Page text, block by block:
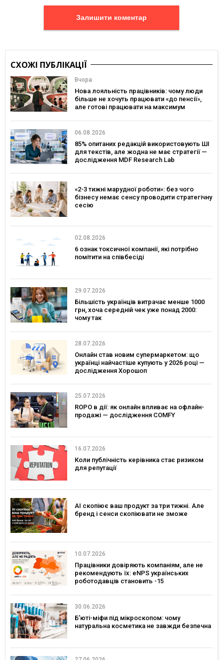
Залишити коментар
СХОЖІ ПУБЛІКАЦІЇ
Вчора
Нова лояльність працівників: чому люди
більше не хочуть працювати «до пенсії»,
але готові працювати на максимум
06.08.2026
85% опитаних редакцій використовують ШІ
для текстів, але жодна не має стратегії —
дослідження MDF Research Lab
«2-3 тижні марудної роботи»: без чого
бізнесу немає сенсу проводити стратегічну
сесію
02.08.2026
6 ознак токсичної компанії, які потрібно
помітити на співбесіді
29.07.2026
Більшість українців витрачає менше 1000
грн, хоча середній чек уже понад 2000:
чому так
28.07.2026
Онлайн став новим супермаркетом: що
українці найчастіше купують у 2026 році —
дослідження Хорошоп
25.07.2026
ROPO в дії: як онлайн впливає на офлайн-
продажі — дослідження COMFY
16.07.2026
Коли публічність керівника стає ризиком
для репутації
AI скопіює ваш продукт за три тижні. Але
бренд і сенси скопіювати не зможе
10.07.2026
Працівники довіряють компаніям, але не
рекомендують їх: eNPS українських
роботодавців становить -15
30.06.2026
Б’юті-міфи під мікроскопом: чому
натуральна косметика не завжди безпечна